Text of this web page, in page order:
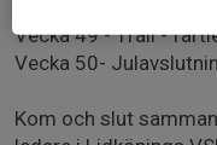
Vecka 49 - Trail -
Vecka 50-
Kom och slut